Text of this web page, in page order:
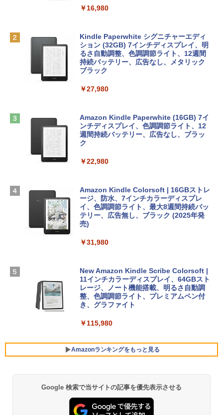
tomtoc 360°保護 15.6 16インチ パソコ
ンケース Dell NEC Lavie ASUS HP dyna
book Lenovo対応
13インチノートブック：AIとApple Intell
igence、13.6インチLiquid Retinaディ
スプレイ、16GBユニファイドメモリ、1
TB SSDストレージ、12MPセンターフレ
D - ミッドナイト
【Amazon.co.jp限定】 HP ノートパソコ
ン 15-fd 15.6インチ 16GBメモリ 512GB
SSD インテル Core 5
￥129,800
FMV ノートパソコン WE1-K3 (MS 365 P
ersonal/Copilotキー搭載/Win 11/15.6型/
Core i5/16GB/SSD 512GB/ホワイト) FM
VWK3E15W_AZ
定バーチャルアイテムを含む】 【オンラ
インゲームコード】 ロブロックス |オン
ラインコード版
￥1,600
インゲームコード】 ロブロックス | オン
ラインコード版
￥3,200
ows11、10/mac対応|PC2台
￥39,582
ト): Java & Bedrock Edition | オンライ
￥3,600
￥1,292
非エンジニア 初心者 素人 でも安心 使い
めのAIコーディング入門シリーズ
￥99
AIイラスト表現辞典: 思い通りの絵を引き
￥480
FM TOWNS ハイパー・カタログ: 本体ハ
ェクトリストと最新エミュレータ紹介
￥16,980
Kindle Paperwhite シグニチャーエディ
ション (32GB) 7インチディスプレイ、明
るさ自動調整、色調調節ライト、12週間
持続バッテリー、広告なし、メタリック
ブラック
￥27,980
Amazon Kindle Paperwhite (16GB) 7イ
ンチディスプレイ、色調調節ライト、12
週間持続バッテリー、広告なし、ブラッ
ク
￥22,980
Amazon Kindle Colorsoft | 16GBストレ
ージ、防水、7インチカラーディスプレ
イ、色調調節ライト、最大8週間持続バッ
テリー、広告無し、ブラック (2025年発
売)
￥31,980
New Amazon Kindle Scribe Colorsoft |
11インチカラーディスプレイ、64GBスト
レージ、ノート機能搭載、明るさ自動調
整、色調調節ライト、プレミアムペン付
き、グラファイト
￥115,980
Amazonランキングをもっと見る
Google 検索で当サイトの記事を優先表示させる